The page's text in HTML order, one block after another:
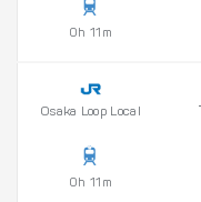
0h 11m
Osaka Loop Local
0h 11m